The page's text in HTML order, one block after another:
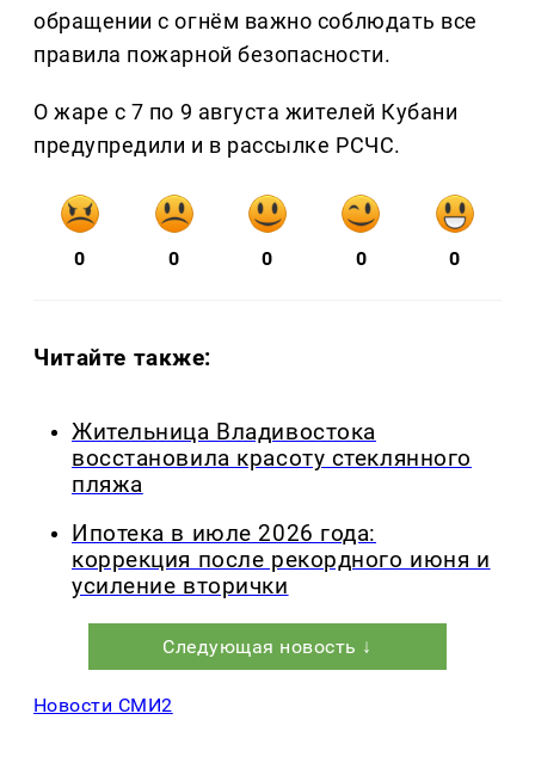
обращении с огнём важно соблюдать все
правила пожарной безопасности.
О жаре с 7 по 9 августа жителей Кубани
предупредили и в рассылке РСЧС.
0 0 0 0 0
Читайте также:
Жительница Владивостока
восстановила красоту стеклянного
пляжа
Ипотека в июле 2026 года:
коррекция после рекордного июня и
усиление вторички
Следующая новость ↓
Новости СМИ2